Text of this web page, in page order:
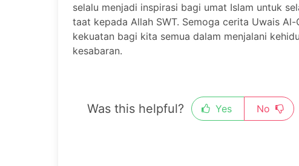
selalu menjadi inspirasi bagi umat Islam untuk
taat kepada Allah SWT. Semoga cerita Uwais
kekuatan bagi kita semua dalam menjalani
kesabaran.
Was this helpful? Yes No